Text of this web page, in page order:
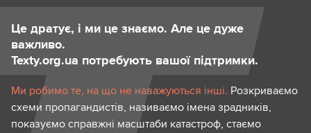
Це дратує, і ми це знаємо. Але це дуже
важливо.
Texty.org.ua потребують вашої підтримки.
Ми робимо те, на що не наважуються інші. Розкриваємо
схеми пропагандистів, називаємо імена зрадників,
показуємо справжні масштаби катастроф, стаємо